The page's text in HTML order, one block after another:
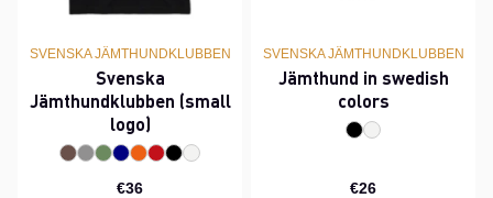
SVENSKA JÄMTHUNDKLUBBEN
Svenska
Jämthundklubben (small
logo)
€36
SVENSKA JÄMTHUNDKLUBBEN
Jämthund in swedish
colors
€26